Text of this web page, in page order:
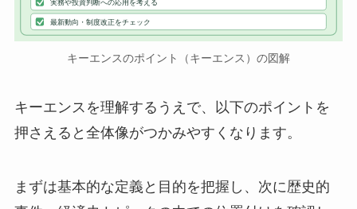
実務や投資判断への応用を考える
最新動向・制度改正をチェック
キーエンスのポイント（キーエンス）の図解
キーエンスを理解するうえで、以下のポイントを
押さえると全体像がつかみやすくなります。
まずは基本的な定義と目的を把握し、次に歴史的